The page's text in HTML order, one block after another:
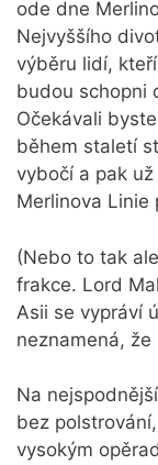
ode dne
Nejvyššího
výběru lidí,
budou schopni
Očekávali
během staletí
vybočí a pak
Merlinova Linie
(Nebo to tak
frakce. Lord
Asii se vypráví
neznamená,
Na
bez
vysokým